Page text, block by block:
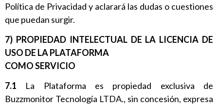
Política de Privacidad y aclarará las dudas o cuestiones
que puedan surgir.
7) PROPIEDAD INTELECTUAL DE LA LICENCIA DE
USO DE LA PLATAFORMA
COMO SERVICIO
7.1 La Plataforma es propiedad exclusiva de
Buzzmonitor Tecnología LTDA., sin concesión, expresa